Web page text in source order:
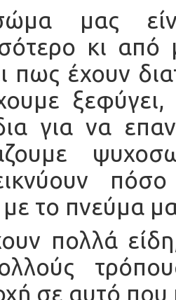
μας
κι από
πως έχουν
για να
το πνεύμα
πολλά
σε αυτό που